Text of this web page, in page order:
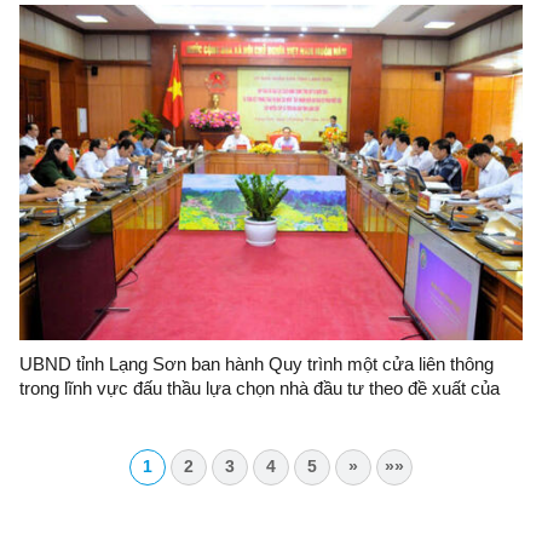
UBND tỉnh Lạng Sơn ban hành Quy trình một cửa liên thông
trong lĩnh vực đấu thầu lựa chọn nhà đầu tư theo đề xuất của
1 2 3 4 5 » »»